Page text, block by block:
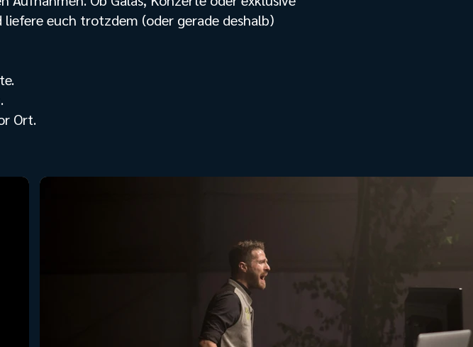
liefere euch trotzdem (oder gerade deshalb)
Ort.